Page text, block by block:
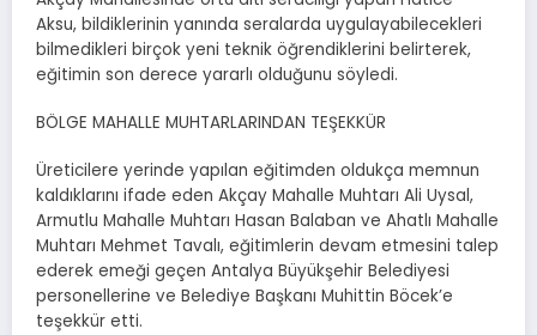
Aksu, bildiklerinin yanında seralarda uygulayabilecekleri
bilmedikleri birçok yeni teknik öğrendiklerini belirterek,
eğitimin son derece yararlı olduğunu söyledi.
BÖLGE MAHALLE MUHTARLARINDAN TEŞEKKÜR
Üreticilere yerinde yapılan eğitimden oldukça memnun
kaldıklarını ifade eden Akçay Mahalle Muhtarı Ali Uysal,
Armutlu Mahalle Muhtarı Hasan Balaban ve Ahatlı Mahalle
Muhtarı Mehmet Tavalı, eğitimlerin devam etmesini talep
ederek emeği geçen Antalya Büyükşehir Belediyesi
personellerine ve Belediye Başkanı Muhittin Böcek’e
teşekkür etti.